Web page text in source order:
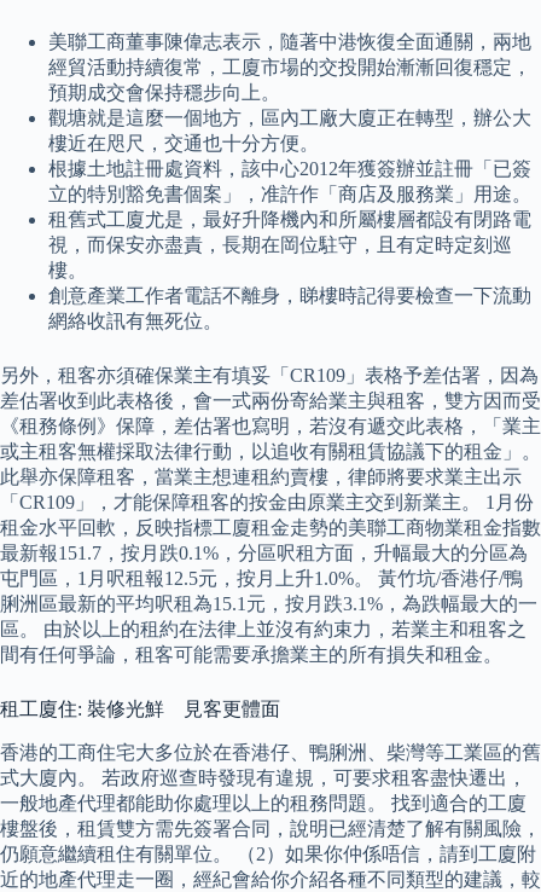
美聯工商董事陳偉志表示，隨著中港恢復全面通關，兩地
經貿活動持續復常，工廈市場的交投開始漸漸回復穩定，
預期成交會保持穩步向上。
觀塘就是這麼一個地方，區內工廠大廈正在轉型，辦公大
樓近在咫尺，交通也十分方便。
根據土地註冊處資料，該中心2012年獲簽辦並註冊「已簽
立的特別豁免書個案」，准許作「商店及服務業」用途。
租舊式工廈尤是，最好升降機內和所屬樓層都設有閉路電
視，而保安亦盡責，長期在岡位駐守，且有定時定刻巡
樓。
創意產業工作者電話不離身，睇樓時記得要檢查一下流動
網絡收訊有無死位。
另外，租客亦須確保業主有填妥「CR109」表格予差估署，因為
差估署收到此表格後，會一式兩份寄給業主與租客，雙方因而受
《租務條例》保障，差估署也寫明，若沒有遞交此表格，「業主
或主租客無權採取法律行動，以追收有關租賃協議下的租金」。
此舉亦保障租客，當業主想連租約賣樓，律師將要求業主出示
「CR109」，才能保障租客的按金由原業主交到新業主。 1月份
租金水平回軟，反映指標工廈租金走勢的美聯工商物業租金指數
最新報151.7，按月跌0.1%，分區呎租方面，升幅最大的分區為
屯門區，1月呎租報12.5元，按月上升1.0%。 黃竹坑/香港仔/鴨
脷洲區最新的平均呎租為15.1元，按月跌3.1%，為跌幅最大的一
區。 由於以上的租約在法律上並沒有約束力，若業主和租客之
間有任何爭論，租客可能需要承擔業主的所有損失和租金。
租工廈住: 裝修光鮮 見客更體面
香港的工商住宅大多位於在香港仔、鴨脷洲、柴灣等工業區的舊
式大廈內。 若政府巡查時發現有違規，可要求租客盡快遷出，
一般地產代理都能助你處理以上的租務問題。 找到適合的工廈
樓盤後，租賃雙方需先簽署合同，說明已經清楚了解有關風險，
仍願意繼續租住有關單位。 （2）如果你仲係唔信，請到工廈附
近的地產代理走一圈，經紀會給你介紹各種不同類型的建議，較